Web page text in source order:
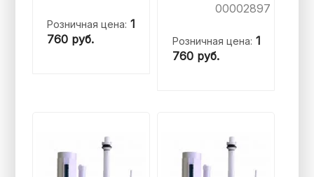
Розничная цена: 1
760 руб.
00002897
Розничная цена: 1
760 руб.